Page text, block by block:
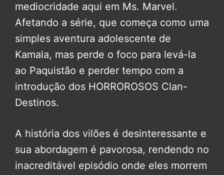
mediocridade aqui em Ms. Marvel.
Afetando a série, que começa como uma
simples aventura adolescente de
Kamala, mas perde o foco para levá-la
ao Paquistão e perder tempo com a
introdução dos HORROROSOS Clan-
Destinos.
A história dos vilões é desinteressante e
sua abordagem é pavorosa, rendendo no
inacreditável episódio onde eles morrem